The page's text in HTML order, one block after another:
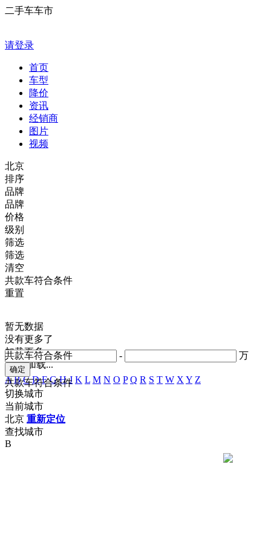
二手车车市
请登录
首页
车型
降价
资讯
经销商
图片
视频
北京
排序
品牌
品牌
价格
- 万
共款车符合条件
级别
共款车符合条件
筛选
筛选
清空
共款车符合条件
重置
暂无数据
没有更多了
加载更多
正在加载...
A B C D F G H J K L M N O P Q R S T W X Y Z
切换城市
当前城市
北京 重新定位
查找城市
B